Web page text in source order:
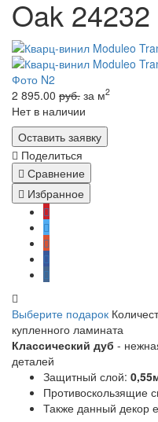
Oak 24232
2 895.00 руб. за м2
Нет в наличии
Оставить заявку
Поделиться
Сравнение
Избранное
Выберите подарок
купленного ламината
Классический дуб -
деталей
Защитный слой:
Противоскользящие
Также данный декор